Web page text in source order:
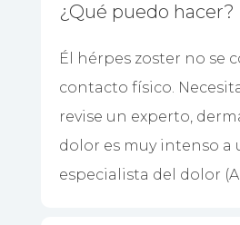
¿Qué puedo hacer?
Él hérpes zoster no se
contacto físico.
revise un experto,
dolor es muy intenso a
especialista del dolor